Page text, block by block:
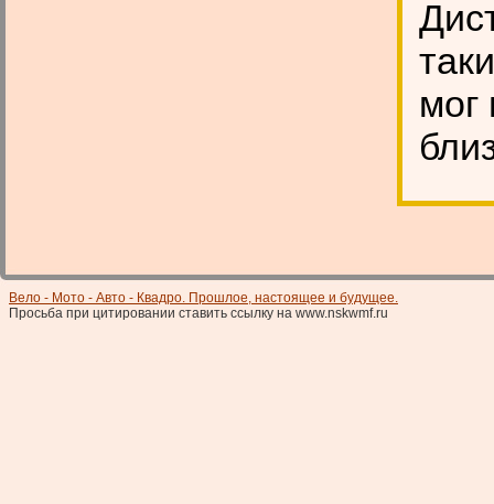
мог
Вело - Мото - Авто - Квадро. Прошлое, настоящее и будущее.
Просьба при цитировании ставить ссылку на www.nskwmf.ru